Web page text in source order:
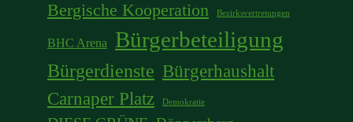
Bergische Kooperation Bezirksvertretungen
BHC Arena Bürgerbeteiligung
Bürgerdienste Bürgerhaushalt
Carnaper Platz
Demokratie